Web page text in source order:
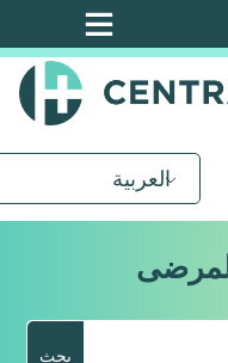
العربية
بحث